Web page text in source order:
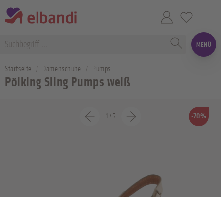
MENÜ
Startseite Damenschuhe Pumps
Pölking Sling Pumps weiß
-70%
1 /5